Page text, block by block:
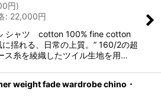
円)
: 22,000円
シャツ cotton 100% fine cotton
揺れる、日常の上質。” 160/2の超
ス糸を綾織したツイル生地を用…
weight fade wardrobe chino・